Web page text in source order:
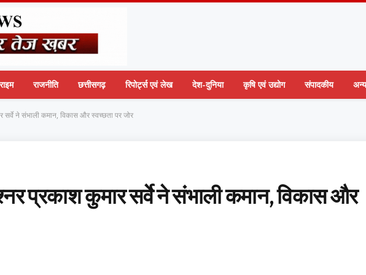
राजनीति छत्तीसगढ़ रिपोर्ट्स एवं लेख देश-दुनिया कृषि एवं उद्योग संपादकीय अन्य
सर्वे ने संभाली कमान, विकास और स्वच्छता पर जोर
प्रकाश कुमार सर्वे ने संभाली कमान, विकास और